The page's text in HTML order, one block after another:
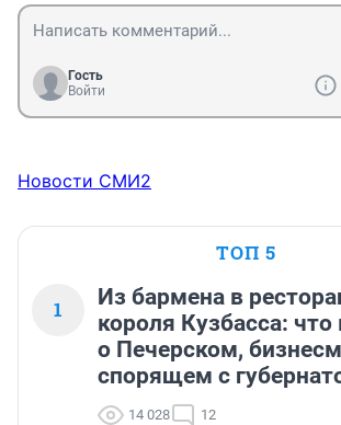
Гость
Войти
Новости СМИ2
ТОП 5
1
Из бармена в
короля Кузбасса:
о Печерском,
спорящем с
14 028 12